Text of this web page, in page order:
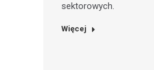
sektorowych.
Więcej